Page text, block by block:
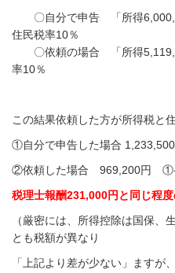
〇自分で申告 「所得
住民税率10％
〇依頼の場合 「所得
率10％
この結果依頼した方が所得税と
①自分で申告した場合
②依頼した場合 969,200円 ①-
税理士報酬231,000円と同じ程
（厳密には、所得控除は国保、
とも税額が異なり
「上記より差が少ない 」ますが